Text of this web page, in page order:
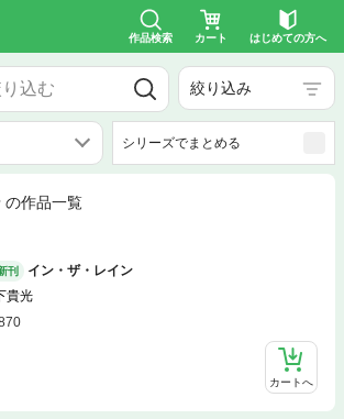
作品検索 カート はじめての方へ
絞り込み
シリーズでまとめる
の作品一覧
刊
イン・ザ・レイン
貴光
カートへ